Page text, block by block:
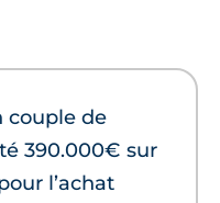
couple de
390.000€ sur
l’achat